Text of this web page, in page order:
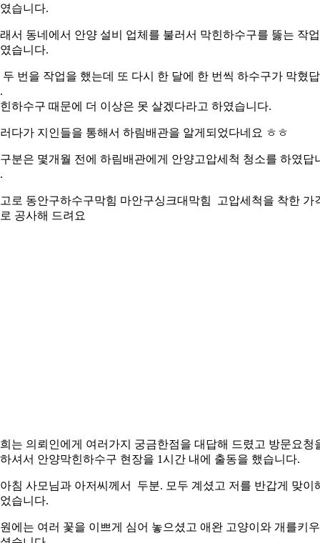
습니다.
서 동네에서 안양 설비 업체를 불러서 막힌하수구를 뚫는 작
습니다.
두 번을 작업을 했는데 또 다시 한 달에 한 번씩 하수구가 막혔
하수구 때문에 더 이상은 못 살겠다라고 하였습니다.
다가 지인들을 통해서 하림배관을 알게되었다네요 ㅎㅎ
분은 몇개월 전에 하림배관에게 안양고압세척 청소를 하였답
로 동안구하수구막힘 마안구싱크대막힘 고압세척을 착한 가
공사해 드려요
는 의뢰인에게 여러가지 궁금한점을 대답해 드렸고 방문요청
셔서 안양막힌하수구 현장을 1시간 내에 출동을 했습니다.
침 사모님과 아저씨께서 두분. 모두 계셨고 저를 반갑게 맞이
습니다.
에는 여러 꽃을 이쁘게 심어 놓으셨고 애완 고양이와 개를키